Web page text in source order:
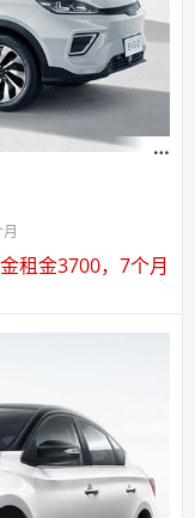
租金3700，7个月